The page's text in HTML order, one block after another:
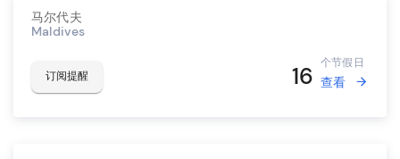
马尔代夫
Maldives
订阅提醒 16 个节假日
查看